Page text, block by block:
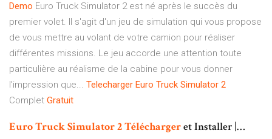
Demo Euro Truck Simulator 2 est né après le succès du
premier volet. Il s'agit d'un jeu de simulation qui vous propose
de vous mettre au volant de votre camion pour réaliser
différentes missions. Le jeu accorde une attention toute
particulière au réalisme de la cabine pour vous donner
l'impression que... Telecharger Euro Truck Simulator 2
Complet Gratuit
EuroTruckSimulator2Téléchargeret Installer |…